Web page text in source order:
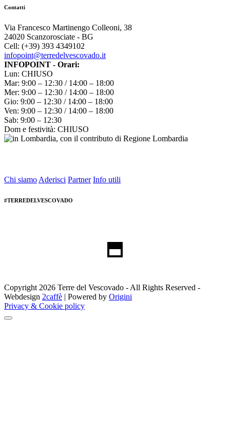
Contatti
Via Francesco Martinengo Colleoni, 38
24020 Scanzorosciate - BG
Cell: (+39) 393 4349102
infopoint@terredelvescovado.it
INFOPOINT - Orari:
Lun: CHIUSO
Mar: 9:00 – 12:30 / 14:00 – 18:00
Mer: 9:00 – 12:30 / 14:00 – 18:00
Gio: 9:00 – 12:30 / 14:00 – 18:00
Ven: 9:00 – 12:30 / 14:00 – 18:00
Sab: 9:00 – 12:30
Dom e festività: CHIUSO
Chi siamo Aderisci Partner Info utili
#TERREDELVESCOVADO
Copyright 2026 Terre del Vescovado - All Rights Reserved -
Webdesign 2caffè | Powered by Origini
Privacy & Cookie policy